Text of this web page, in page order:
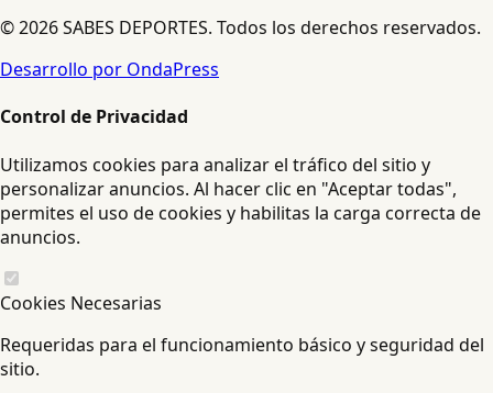
© 2026 SABES DEPORTES. Todos los derechos reservados.
Desarrollo por OndaPress
Control de Privacidad
Utilizamos cookies para analizar el tráfico del sitio y
personalizar anuncios. Al hacer clic en "Aceptar todas",
permites el uso de cookies y habilitas la carga correcta de
anuncios.
Cookies Necesarias
Requeridas para el funcionamiento básico y seguridad del
sitio.